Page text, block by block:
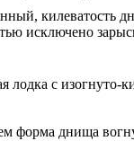
килеватость
исключено
лодка с
форма днища